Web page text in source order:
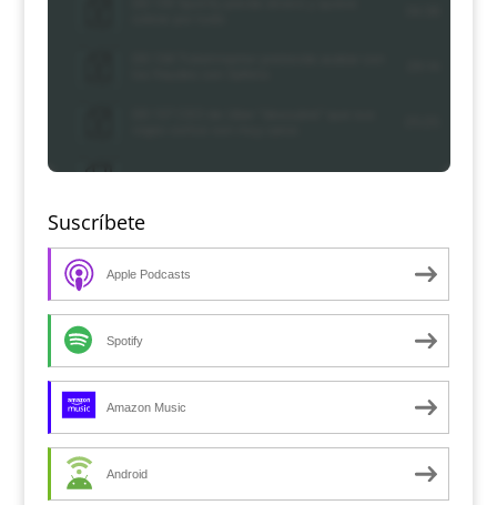
Suscríbete
Apple Podcasts
Spotify
Amazon Music
Android